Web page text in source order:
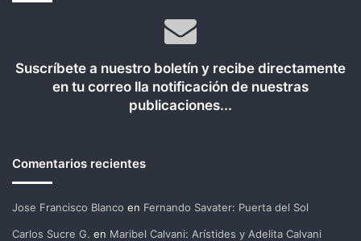
Suscríbete a nuestro boletín y recibe directamente
en tu correo lla notificación de nuestras
publicaciones...
Comentarios recientes
Jose Francisco Blanco en Fernando Savater: Puerta del Sol
Carlos Sucre G. en Maribel Calvani: Arístides y Adelita Calvani